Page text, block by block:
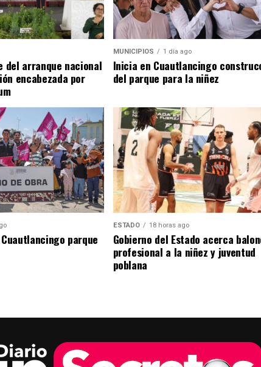
del arranque nacional
encabezada por
MUNICIPIOS 1 día ago
Inicia en Cuautlancingo
del parque para la niñez
parque
ESTADO 18 horas ago
Gobierno del Estado acerca
profesional a la niñez y juventud
poblana